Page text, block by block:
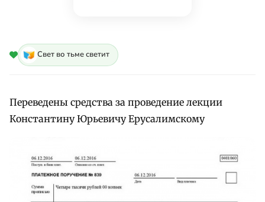
Свет во тьме светит
Переведены средства за проведение лекции
Константину Юрьевичу Ерусалимскому